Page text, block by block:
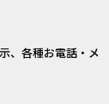
、各種お電話・メ